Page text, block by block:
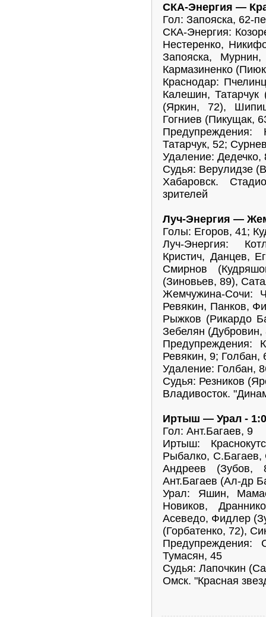
СКА-Энергия —
Гол: Запояска, 62-
СКА-Энергия:
Нестеренко,
Запояска,
Кармазиненко
Краснодар:
Калешин,
(Яркин, 72),
Гогниев (Пикущак,
Татарчук, 52;
Удаление: Дедечко,
Судья: Верулидзе
Хабаровск.
зрителей
Луч-Энергия —
Голы: Егоров, 41;
Луч-Энергия:
Кристич, Данцев,
Смирнов
(Зиновьев, 89),
Жемчужина-Сочи:
Ревякин, Панков,
Рыжков (Рикардо
Зебелян (Дубровин,
Предупреждения:
Ревякин, 9; Голбан,
Удаление: Голбан,
Судья: Резников
Владивосток.
Иртыш — Урал - 1:0
Гол: Ант.Багаев, 9
Иртыш:
Рыбалко,
Андреев (Зубов,
Ант.Багаев (Ал-др
Урал: Яшин,
Новиков,
Асеведо, Фидлер
(Горбатенко, 72),
Тумасян, 45
Судья: Лапочкин
Омск. "Красная